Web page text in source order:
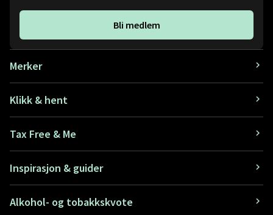
Bli medlem
Merker
Klikk & hent
Tax Free & Me
Inspirasjon & guider
Alkohol- og tobakkskvote